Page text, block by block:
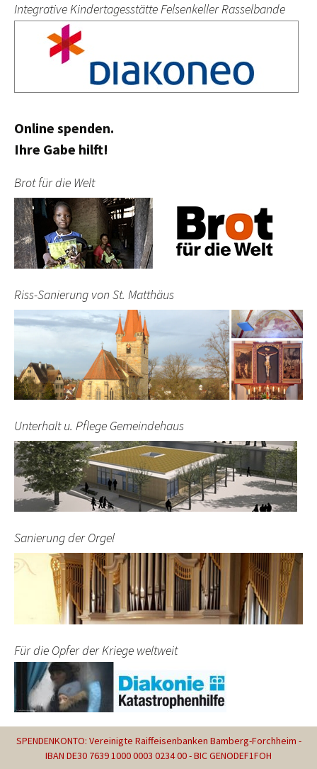
Integrative Kindertagesstätte Felsenkeller Rasselbande
Online spenden.
Ihre Gabe hilft!
Brot für die Welt
Riss-Sanierung von St. Matthäus
Unterhalt u. Pflege Gemeindehaus
Sanierung der Orgel
Für die Opfer der Kriege weltweit
SPENDENKONTO: Vereinigte Raiffeisenbanken Bamberg-Forchheim -
IBAN DE30 7639 1000 0003 0234 00 - BIC GENODEF1FOH